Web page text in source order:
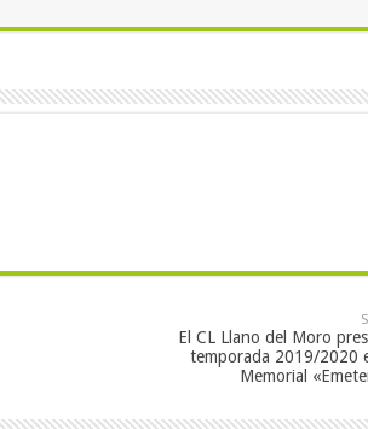
El CL Llano del Moro
temporada 2019/2020
Memorial